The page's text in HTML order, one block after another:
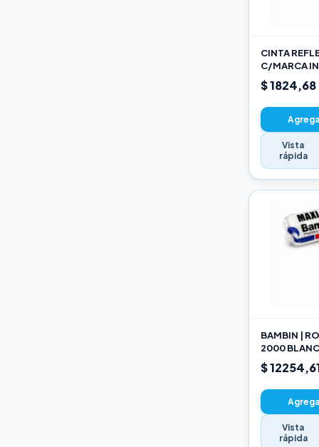
CINTA
C/MARCA
$ 1824,68
Vista
rápida
BAMBIN |
2000
$
Vista
rápida